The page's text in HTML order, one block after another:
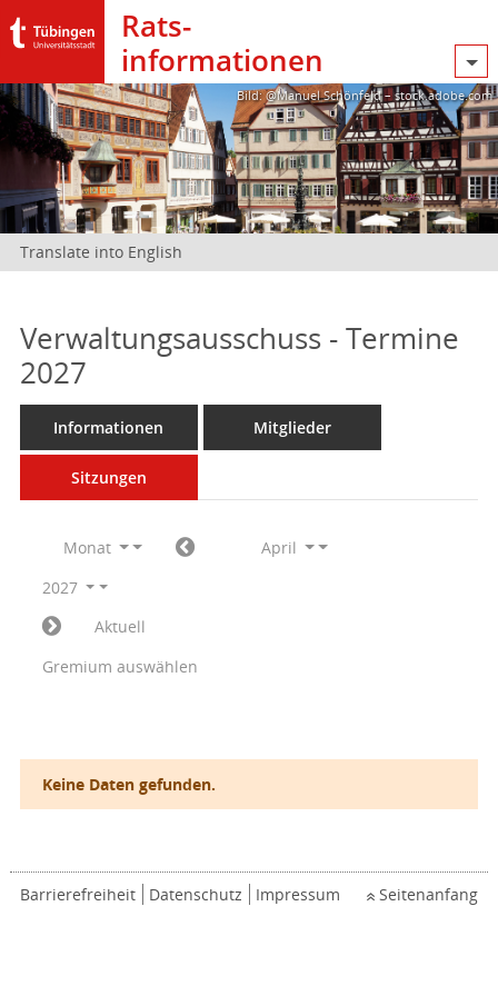
Rats­
informationen
Bild: @Manuel Schönfeld – stock.adobe.com
Translate into English
Verwaltungsausschuss - Termine
2027
Informationen Mitglieder
Sitzungen
Monat
April
2027
Aktuell
Gremium auswählen
Keine Daten gefunden.
Barrierefreiheit Datenschutz Impressum Seitenanfang